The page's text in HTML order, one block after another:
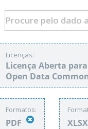
Licenças:
Licença Aberta
Open Data
Formatos:
PDF XLSX